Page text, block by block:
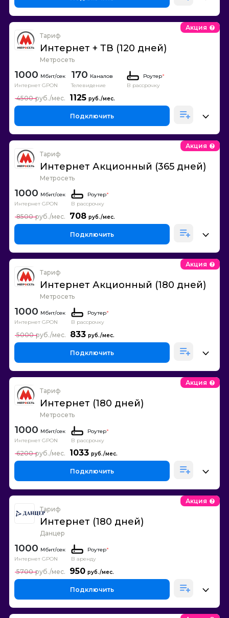
Тариф
Интернет + ТВ (120 дней)
Метросеть
Акция
1000
Интернет GPON
170 Каналов
Телевидение
Роутер*
В рассрочку
1125
4500
Подключить
Тариф
Интернет Акционный (365 дней)
Метросеть
Акция
1000
Интернет GPON
Роутер*
В рассрочку
708
8500
Подключить
Тариф
Интернет Акционный (180 дней)
Метросеть
Акция
1000
Интернет GPON
Роутер*
В рассрочку
833
5000
Подключить
Тариф
Интернет (180 дней)
Метросеть
Акция
1000
Интернет GPON
Роутер*
В рассрочку
1033
6200
Подключить
Тариф
Интернет (180 дней)
Данцер
Акция
1000
Интернет GPON
Роутер*
В аренду
950
5700
Подключить